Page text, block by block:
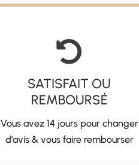

SATISFAIT OU
REMBOURSÉ
Vous avez 14 jours pour changer
d’avis & vous faire rembourser